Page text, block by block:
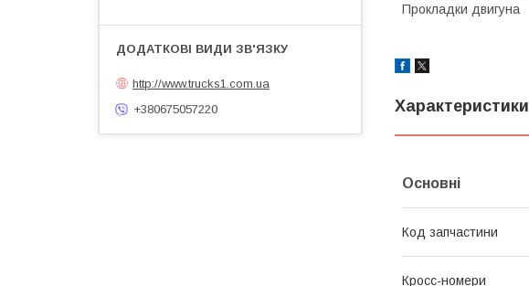
Прокладки двигуна
Характеристики
Основні
Код запчастини
Кросс-номери
http://www.trucks1.com.ua
+380675057220